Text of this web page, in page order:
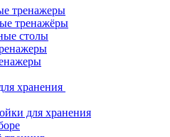
тренажеры
тренажёры
столы
хранения
для хранения